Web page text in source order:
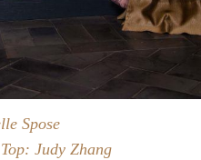
Spose
Judy Zhang